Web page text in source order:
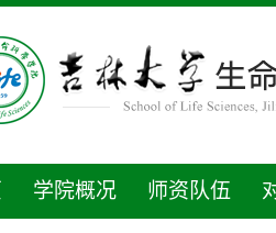
学院概况 师资队伍